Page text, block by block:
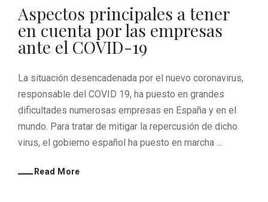
Aspectos principales a tener
en cuenta por las empresas
ante el COVID-19
La situación desencadenada por el nuevo coronavirus,
responsable del COVID 19, ha puesto en grandes
dificultades numerosas empresas en España y en el
mundo. Para tratar de mitigar la repercusión de dicho
virus, el gobierno español ha puesto en marcha ...
Read More